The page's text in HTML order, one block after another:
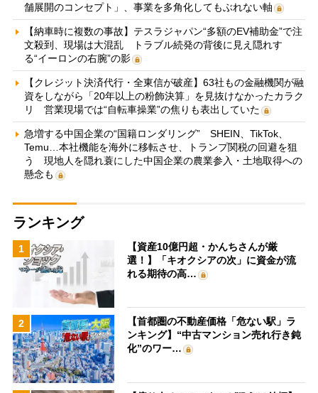
舗展開のコンセプト」、事業を多角化してもぶれない軸
【納車時に複数の事故】テスラジャパン“多額のEV補助金”で注
文殺到、現場は大混乱 トラブル続発の背後に見え隠れす
る“イーロンの右腕”の影
【クレジット決済代行・全東信が破産】63社もの金融機関が融
資をしながら「20年以上の粉飾決算」を見抜けなかったカラク
リ 営業現場では“自転車操業”の焦りも表出していた
急増する中国企業の“国籍ロンダリング” SHEIN、TikTok、
Temu…本社機能を海外に移転させ、トランプ関税の回避を狙
う 現地人を隠れ蓑にした中国企業の農業参入・土地取得への
懸念も
ランキング
1
【資産10億円超・かんちさんが厳
選！】「キオクシアの次」に資金が流
れる期待の高…
2
【首都圏の不動産価格「危ない駅」ラ
ンキング】“中古マンション売れ行き鈍
化”のワー…